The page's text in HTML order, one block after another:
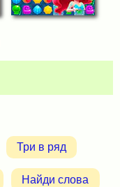
Три в ряд
Найди слова